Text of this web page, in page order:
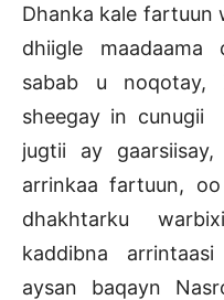
Dhanka kale fartuun
dhiigle
sabab u noqotay,
sheegay in cunugii
jugtii ay
arrinkaa fartuun,
dhakhtarku
kaddibna
aysan baqayn